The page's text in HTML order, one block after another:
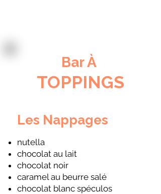
TOPPINGS
Bar À
Les Nappages
nutella
chocolat au lait
chocolat noir
caramel au beurre salé
chocolat blanc spéculos